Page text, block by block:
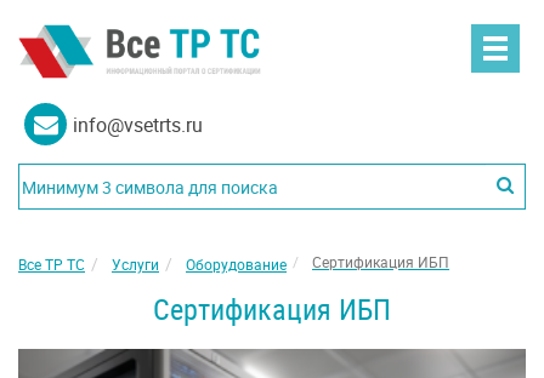
info@vsetrts.ru
Все ТР ТС Услуги Оборудование Сертификация ИБП
Сертификация ИБП